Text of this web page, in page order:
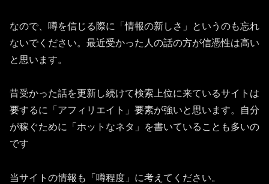
なので、噂を信じる際に「情報の新しさ」というのも忘れ
ないでください。最近受かった人の話の方が信憑性は高い
と思います。
昔受かった話を更新し続けて検索上位に来ているサイトは
要するに「アフィリエイト」要素が強いと思います。自分
が稼ぐために「ホットなネタ」を書いていることも多いの
です
当サイトの情報も「噂程度」に考えてください。